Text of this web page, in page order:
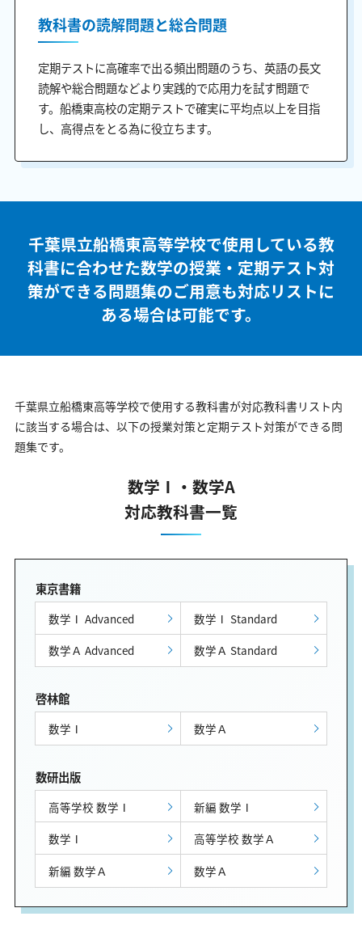
教科書の読解問題と総合問題
定期テストに高確率で出る頻出問題のうち、英語の長文
読解や総合問題などより実践的で応用力を試す問題で
す。船橋東高校の定期テストで確実に平均点以上を目指
し、高得点をとる為に役立ちます。
千葉県立船橋東高等学校で使用している教
科書に合わせた数学の授業・定期テスト対
策ができる問題集のご用意も対応リストに
ある場合は可能です。
千葉県立船橋東高等学校で使用する教科書が対応教科書リスト内
に該当する場合は、以下の授業対策と定期テスト対策ができる問
題集です。
数学Ⅰ・数学A
対応教科書一覧
東京書籍
数学Ⅰ Advanced
数学Ⅰ Standard
数学Ａ Advanced
数学Ａ Standard
啓林館
数学Ⅰ 数学Ａ
数研出版
高等学校 数学Ⅰ
新編 数学Ⅰ
数学Ⅰ
高等学校 数学Ａ
新編 数学Ａ
数学Ａ